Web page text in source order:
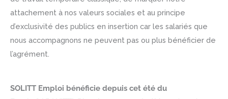
attachement à nos valeurs sociales et au principe
d’exclusivité des publics en insertion car les salariés que
nous accompagnons ne peuvent pas ou plus bénéficier de
l’agrément.
SOLITT Emploi bénéficie depuis cet été du